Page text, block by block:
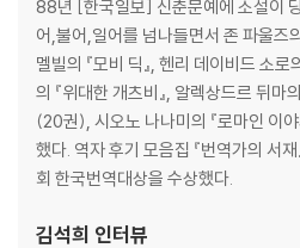
제44장 해도 296
제45장 진술서 303
제46장 추측 314
제47장 거적 짜기 317
제48장 최초의 추적 320
제49장 하이에나 333
제51장 유령의 물보라 339
88년 [한국일보] 신춘문예에 소설이
어,불어,일어를 넘나들면서 존 파울즈
멜빌의 『모비 딕』, 헨리 데이비드 소로
의 『위대한 개츠비』, 알렉상드르 뒤마
(20권), 시오노 나나미의 『로마인 이
했다. 역자 후기 모음집 『번역가의 서
회 한국번역대상을 수상했다.
김석희 인터뷰